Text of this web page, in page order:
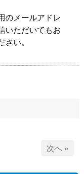
のメールアドレ
いただいてもお
い。
次へ »